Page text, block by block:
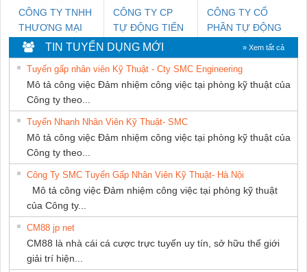
CÔNG TY TNHH
THƯƠNG MẠI
DỊCH VỤ KỸ
THUẬT ĐIỆN CƠ
GIA HƯNG PHÁT
CÔNG TY CP
TỰ ĐỘNG TIẾN
HƯNG
CÔNG TY CỔ
PHẦN TỰ ĐỘNG
TIẾN HƯNG
TIN TUYỂN DỤNG MỚI » Xem tất cả
Tuyển gấp nhân viên Kỹ Thuật - Cty SMC Engineering
Mô tả công việc Đảm nhiệm công việc tại phòng kỹ thuật của
Công ty theo...
Tuyển Nhanh Nhân Viên Kỹ Thuật- SMC
Mô tả công việc Đảm nhiệm công việc tại phòng kỹ thuật của
Công ty theo...
Công Ty SMC Tuyển Gấp Nhân Viên Kỹ Thuật- Hà Nội
Mô tả công việc Đảm nhiệm công việc tại phòng kỹ thuật
của Công ty...
CM88 jp net
CM88 là nhà cái cá cược trực tuyến uy tín, sở hữu thế giới
giải trí hiện...